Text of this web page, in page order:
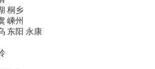
桐乡
嵊州
东阳 永康